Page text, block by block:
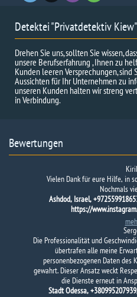
Detektei "Privatdetektiv Kiew"
Drehen Sie uns, sollten Sie wissen,
unsere Berufserfahrung , Ihnen zu
Kunden leeren Versprechungen, sind
Aussichten für Ihr Unternehmen zu
unseren Kunden halten wir streng
in Verbindung.
Bewertungen
Vielen Dank für eure Hilfe, in
Nochmals
Ashdod, Israel,
https://
Die Professionalität und
übertrafen alle meine
personenbezogenen Daten des
gewahrt. Dieser Ansatz weckt
die Dienste erneut in
Stadt Odessa,